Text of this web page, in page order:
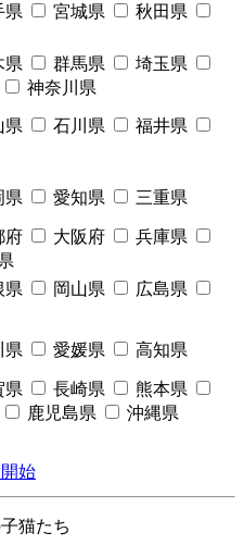
県 宮城県
秋田県
県 群馬県
埼玉県
神奈川県
県 石川県
福井県
県 愛知県 三重県
府 大阪府
兵庫県
県 岡山県
広島県
県 愛媛県 高知県
県 長崎県
熊本県
鹿児島県
沖縄県
始
猫たち